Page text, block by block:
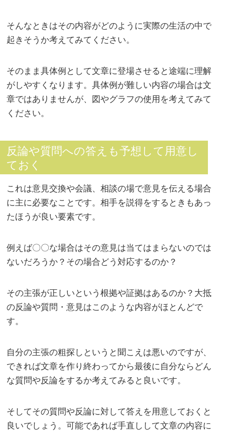
そんなときはその内容がどのように実際の生活の中で
起きそうか考えてみてください。
そのまま具体例として文章に登場させると途端に理解
がしやすくなります。具体例が難しい内容の場合は文
章ではありませんが、図やグラフの使用を考えてみて
ください。
反論や質問への答えも予想して用意し
ておく
これは意見交換や会議、相談の場で意見を伝える場合
に主に必要なことです。相手を説得をするときもあっ
たほうが良い要素です。
例えば〇〇な場合はその意見は当てはまらないのでは
ないだろうか？その場合どう対応するのか？
その主張が正しいという根拠や証拠はあるのか？大抵
の反論や質問・意見はこのような内容がほとんどで
す。
自分の主張の粗探しというと聞こえは悪いのですが、
できれば文章を作り終わってから最後に自分ならどん
な質問や反論をするか考えてみると良いです。
そしてその質問や反論に対して答えを用意しておくと
良いでしょう。可能であれば手直しして文章の内容に